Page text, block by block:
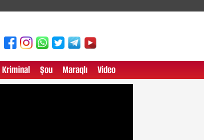
Kriminal Şou Maraqlı Video